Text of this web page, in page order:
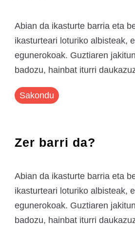
Abian da ikasturte barria eta
ikasturteari loturiko albisteak,
egunerokoak. Guztiaren
badozu, hainbat iturri
Sakondu
Zer barri da?
Abian da ikasturte barria eta
ikasturteari loturiko albisteak,
egunerokoak. Guztiaren
badozu, hainbat iturri